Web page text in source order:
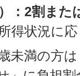
：2割また
得状況に
未満の方